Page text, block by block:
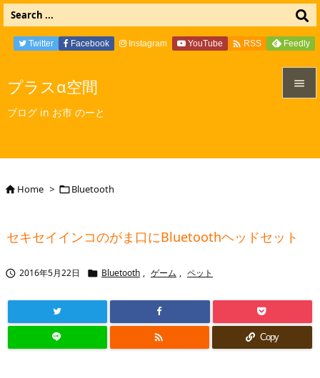
プラスα空間
ブログ in お市 のーと

次へ
Twitter Facebook Instagram YouTube  RSS Feedly
Home > Bluetooth
セキセイインコのがま口にBluetoothヘッドセット
 2016年5月22日  Bluetooth , ゲーム , ペット
 Copy